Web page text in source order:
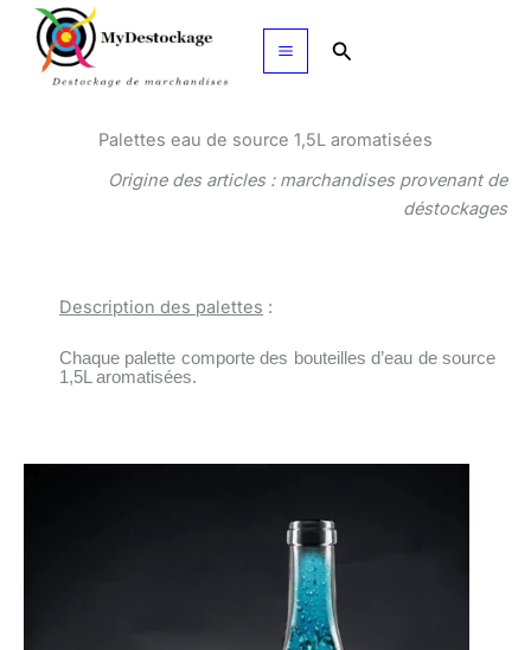
Aller
contenu
Rechercher
Palettes eau de source 1,5L aromatisées
Origine des articles : marchandises provenant de
déstockages
Description des palettes :
Chaque palette comporte des bouteilles d’eau de source
1,5L aromatisées.